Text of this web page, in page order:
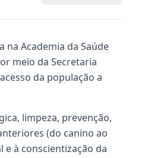
Academia da Saúde
meio da Secretaria
da população a
limpeza, prevenção,
(do canino ao
e à conscientização da